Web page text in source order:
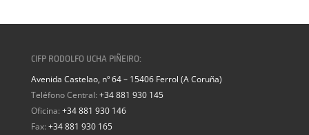
CIFP RODOLFO UCHA PIÑEIRO:
Avenida Castelao, nº 64 – 15406 Ferrol (A Coruña)
Teléfono Central: +34 881 930 145
Oficina: +34 881 930 146
Fax: +34 881 930 165